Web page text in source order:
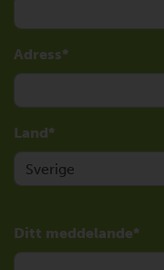
Adress
Land
Ditt meddelande